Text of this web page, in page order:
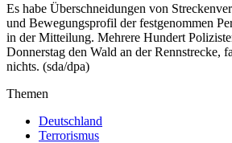
Es habe Überschneidungen von
und Bewegungsprofil der festgenommen
in der Mitteilung. Mehrere Hundert
Donnerstag den Wald an der Rennstrecke,
nichts. (sda/dpa)
Themen
Deutschland
Terrorismus